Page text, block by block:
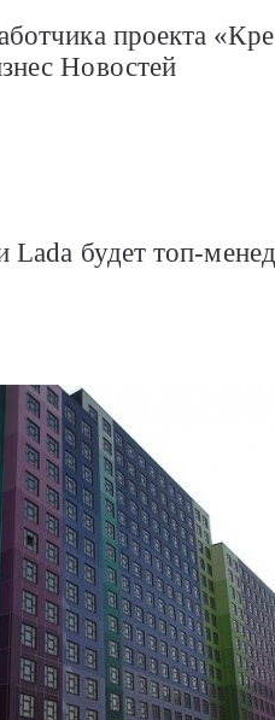
проекта
Новостей
Lada будет топ-